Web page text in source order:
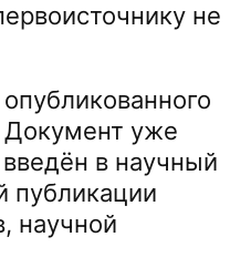
не
Документ уже
в научный
публикации
научной